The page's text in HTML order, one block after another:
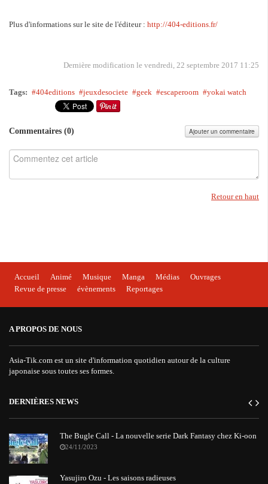
Plus d'informations sur le site de l'éditeur : http://404-editions.fr/
Dernière modification le vendredi, 22 septembre 2017 11:25
Tags: 404editions jeuxdesociete geek escaperoom yokai watch
Commentaires (0) Ajouter un commentaire
Retour en haut
Accueil Animé Musique Manga Médias
Ouvrages
Revue de presse
évènements Reportages
A PROPOS DE NOUS
Asia-Tik.com est un site d'information quotidien autour de la culture
japonaise sous toutes ses formes.
DERNIÈRES NEWS
The Bugle Call - La nouvelle serie Dark Fantasy chez Ki-oon
24/11/2023
Yasujiro Ozu - Les saisons radieuses